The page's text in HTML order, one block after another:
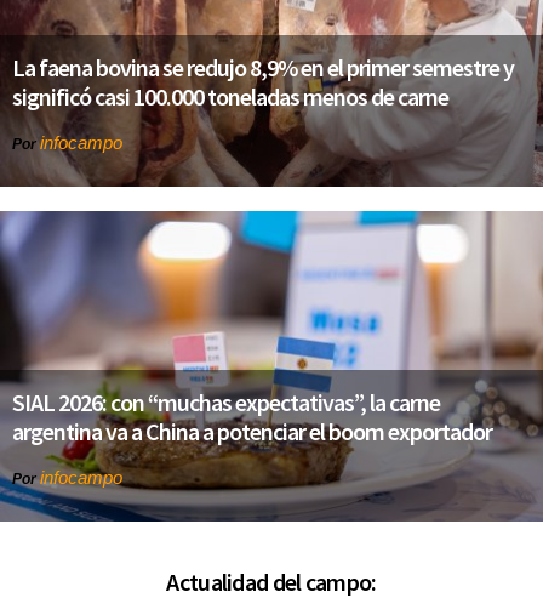
La faena bovina se redujo 8,9% en el primer semestre y
significó casi 100.000 toneladas menos de carne
Porinfocampo
SIAL 2026: con “muchas expectativas”, la carne
argentina va a China a potenciar el boom exportador
Porinfocampo
Actualidad del campo: